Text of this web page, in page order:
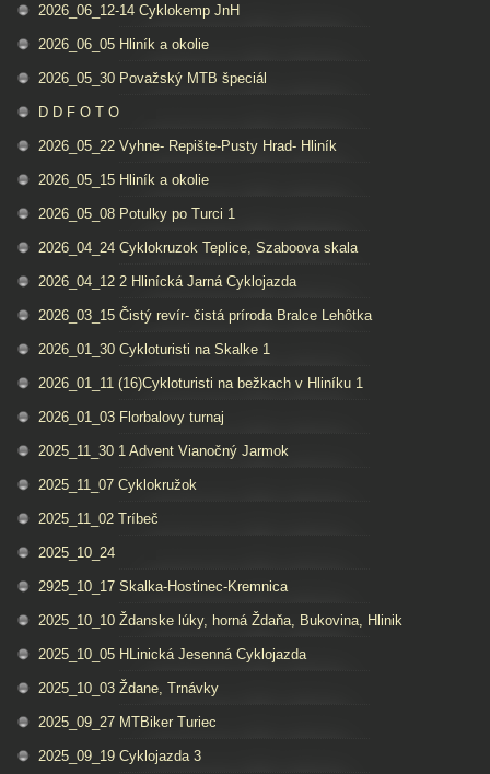
2026_06_12-14 Cyklokemp JnH
2026_06_05 Hliník a okolie
2026_05_30 Považský MTB špeciál
D D F O T O
2026_05_22 Vyhne- Repište-Pusty Hrad- Hliník
2026_05_15 Hliník a okolie
2026_05_08 Potulky po Turci 1
2026_04_24 Cyklokruzok Teplice, Szaboova skala
2026_04_12 2 Hlinícká Jarná Cyklojazda
2026_03_15 Čistý revír- čistá príroda Bralce Lehôtka
2026_01_30 Cykloturisti na Skalke 1
2026_01_11 (16)Cykloturisti na bežkach v Hliníku 1
2026_01_03 Florbalovy turnaj
2025_11_30 1 Advent Vianočný Jarmok
2025_11_07 Cyklokružok
2025_11_02 Tríbeč
2025_10_24
2925_10_17 Skalka-Hostinec-Kremnica
2025_10_10 Ždanske lúky, horná Ždaňa, Bukovina, Hlinik
2025_10_05 HLinická Jesenná Cyklojazda
2025_10_03 Ždane, Trnávky
2025_09_27 MTBiker Turiec
2025_09_19 Cyklojazda 3